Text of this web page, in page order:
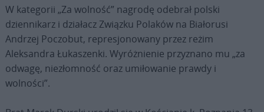
W kategorii „Za wolność” nagrodę odebrał polski
dziennikarz i działacz Związku Polaków na Białorusi
Andrzej Poczobut, represjonowany przez reżim
Aleksandra Łukaszenki. Wyróżnienie przyznano mu „za
odwagę, niezłomność oraz umiłowanie prawdy i
wolności”.